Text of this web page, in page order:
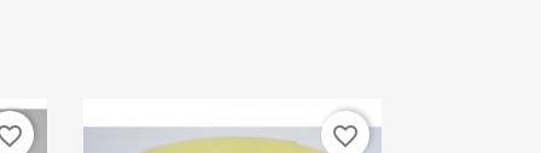
favorite_border